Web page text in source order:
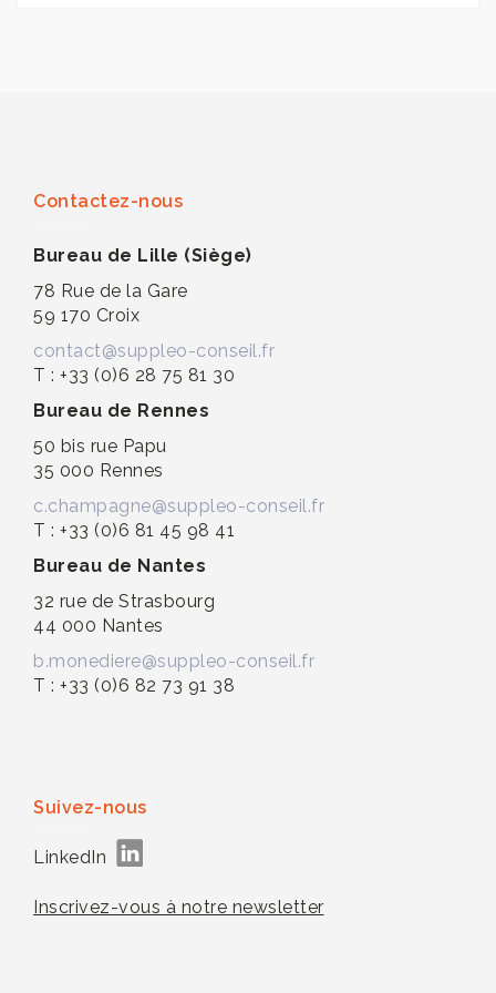
Contactez-nous
Bureau de Lille (Siège)
78 Rue de la Gare
59 170 Croix
contact@suppleo-conseil.fr
T : +33 (0)6 28 75 81 30
Bureau de Rennes
50 bis rue Papu
35 000 Rennes
c.champagne@suppleo-conseil.fr
T : +33 (0)6 81 45 98 41
Bureau de Nantes
32 rue de Strasbourg
44 000 Nantes
b.monediere@suppleo-conseil.fr
T : +33 (0)6 82 73 91 38
Suivez-nous
LinkedIn
Inscrivez-vous à notre newsletter